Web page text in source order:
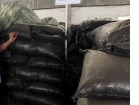
Podcast
Câu chuyện thời sự
Đọc truyện đêm khuya
Cửa sổ tình yêu
Kể chuyện cho bé
Hạt giống tâm hồn